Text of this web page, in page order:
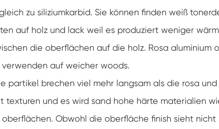
zu siliziumkarbid. Sie können finden weiß
auf holz und lack weil es produziert weniger
die oberflächen auf die holz. Rosa aluminium
auf weicher woods.
partikel brechen viel mehr langsam als die rosa und
texturen und es wird sand hohe härte materialien
Obwohl die oberfläche finish sieht nicht